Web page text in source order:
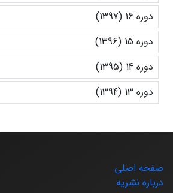
دوره 16 (1397)
دوره 15 (1396)
دوره 14 (1395)
دوره 13 (1394)
صفحه اصلی
درباره نشریه